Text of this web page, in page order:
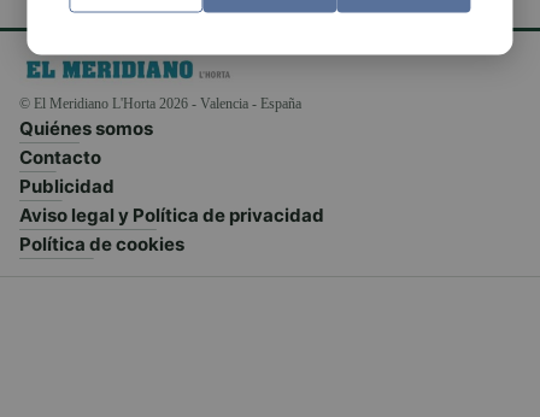
© El Meridiano L'Horta 2026 - Valencia - España
Quiénes somos
Contacto
Publicidad
Aviso legal y Política de privacidad
Política de cookies